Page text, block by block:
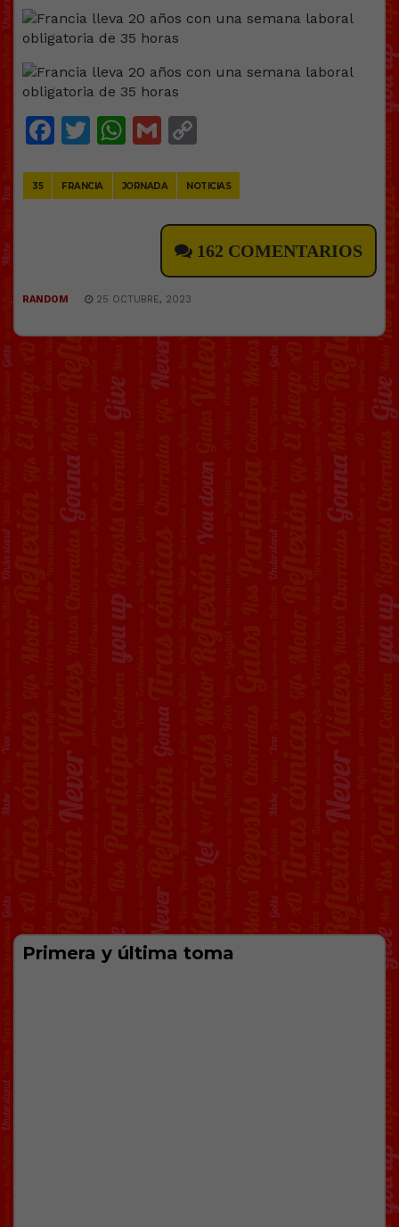
Facebook
Twitter
WhatsApp
Gmail
35 FRANCIA JORNADA NOTICIAS
162 COMENTARIOS
RANDOM 25 OCTUBRE, 2023
Primera y última toma